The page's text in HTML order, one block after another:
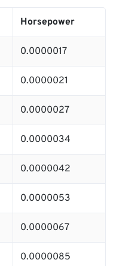
Horsepower
0.0000017
0.0000021
0.0000027
0.0000034
0.0000042
0.0000053
0.0000067
0.0000085